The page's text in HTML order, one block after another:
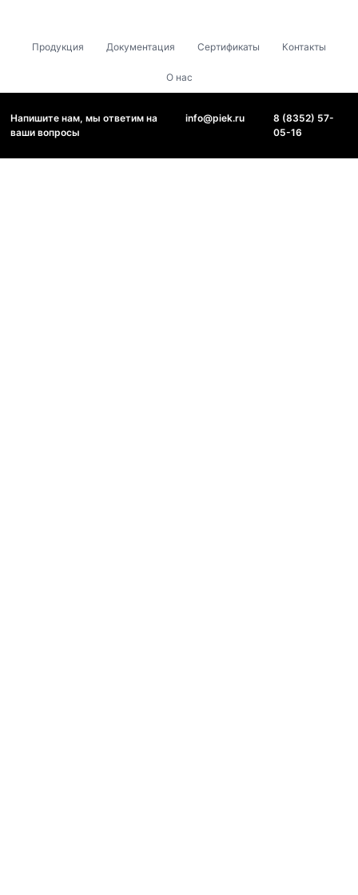
Продукция Документация Сертификаты Контакты
О нас
Напишите нам, мы ответим на
ваши вопросы
info@piek.ru
8 (8352) 57-
05-16